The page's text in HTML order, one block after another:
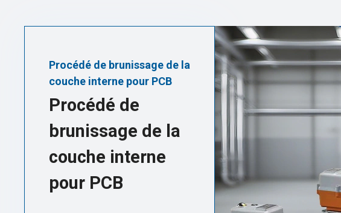
Procédé de brunissage de la
couche interne pour PCB
Procédé de
brunissage de la
couche interne
pour PCB